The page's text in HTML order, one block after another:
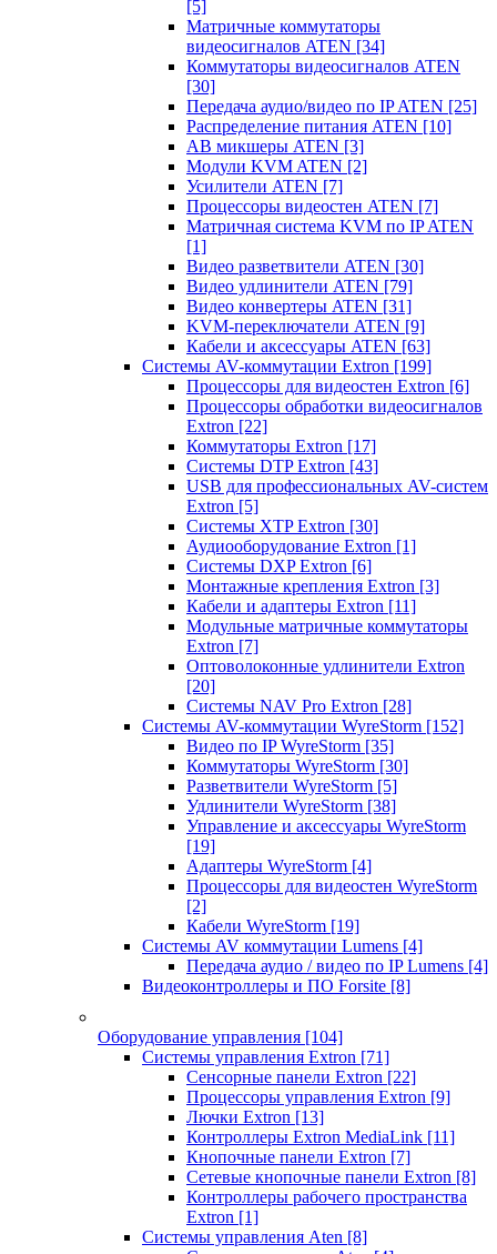
[5]
Матричные коммутаторы
видеосигналов ATEN [34]
Коммутаторы видеосигналов ATEN
[30]
Передача аудио/видео по IP ATEN [25]
Распределение питания ATEN [10]
АВ микшеры ATEN [3]
Модули KVM ATEN [2]
Усилители ATEN [7]
Процессоры видеостен ATEN [7]
Матричная система KVM по IP ATEN
[1]
Видео разветвители ATEN [30]
Видео удлинители ATEN [79]
Видео конвертеры ATEN [31]
KVM-переключатели ATEN [9]
Кабели и аксессуары ATEN [63]
Системы AV-коммутации Extron [199]
Процессоры для видеостен Extron [6]
Процессоры обработки видеосигналов
Extron [22]
Коммутаторы Extron [17]
Системы DTP Extron [43]
USB для профессиональных AV-систем
Extron [5]
Системы XTP Extron [30]
Аудиооборудование Extron [1]
Системы DXP Extron [6]
Монтажные крепления Extron [3]
Кабели и адаптеры Extron [11]
Модульные матричные коммутаторы
Extron [7]
Оптоволоконные удлинители Extron
[20]
Системы NAV Pro Extron [28]
Системы AV-коммутации WyreStorm [152]
Видео по IP WyreStorm [35]
Коммутаторы WyreStorm [30]
Разветвители WyreStorm [5]
Удлинители WyreStorm [38]
Управление и аксессуары WyreStorm
[19]
Адаптеры WyreStorm [4]
Процессоры для видеостен WyreStorm
[2]
Кабели WyreStorm [19]
Системы AV коммутации Lumens [4]
Передача аудио / видео по IP Lumens [4]
Видеоконтроллеры и ПО Forsite [8]
Оборудование управления [104]
Системы управления Extron [71]
Сенсорные панели Extron [22]
Процессоры управления Extron [9]
Лючки Extron [13]
Контроллеры Extron MediaLink [11]
Кнопочные панели Extron [7]
Сетевые кнопочные панели Extron [8]
Контроллеры рабочего пространства
Extron [1]
Системы управления Aten [8]